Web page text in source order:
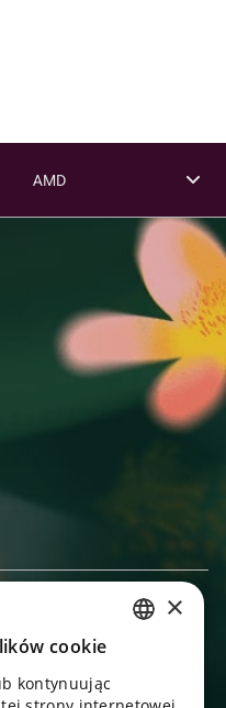
AMD
wygodny czat z
×
cookie
kontynuując